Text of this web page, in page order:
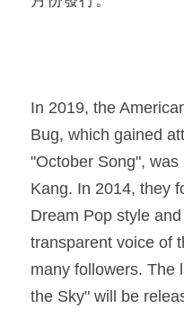
In 2019, the
Bug, which gained
"October Song",
Kang. In 2014, they
Dream Pop style
transparent voice of
many followers. The
the Sky" will be